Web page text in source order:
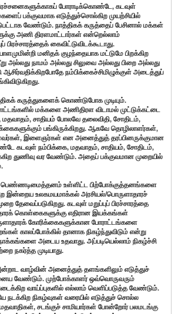
போராடிக்கொண்டே, கடவுள்
பக்குவமாக எடுத்துச்சொல்கிற முயற்சியில்
வேண்டும். நாத்திகக் கருத்தைப் பேசினால் மக்கள்
அணி திரளமாட்டார்கள் என்றெல்லாம்
கைவிட்டுவிடக்கூடாது.
மனிதக் குழந்தையாக மட்டுமே பிறக்கிற
அல்லது நாமம் அல்லது சிலுவை அல்லது பிறை அல்லது
நம்பிக்கைச்சிமிழுக்குள் அடைத்துப்
கருத்துகளைக் கொண்டுபோக முடியும்.
மக்களை அணிதிரள விடாமல் முட்டுக்கட்டை
மதவாதம், சாதியம் போலவே தலைவிதி, சோதிடம்,
பங்கிருக்கிறது. ஆகவே தொழிலாளர்கள்,
இளைஞர்கள் என அனைத்துத் தரப்பினருக்குமான
கடவுள் நம்பிக்கை, மதவாதம், சாதியம், சோதிடம்,
துணிவு வர வேண்டும். அதைப் பக்குவமான முறையில்
பெண்ணடிமைத்தனம் உள்ளிட்ட பிற்போக்குத்தனங்களை
இன்றைய உலகமயமாக்கல் அரசியல்/பொருளாதாரச்
தேவைப்படுகிறது. கடவுள் மறுப்புப் பிரச்சாரத்தை
கொள்கைகளுக்கு எதிரான இயக்கங்கள்
கோரிக்கைகளுக்கான போராட்டங்களை
காலப்போக்கில் தானாக நிகழ்ந்துவிடும் என்று
அடைய உதவாது. அப்படியெல்லாம் நிகழ்ச்சி
நகர்த்த முடியாது.
வாழ்வின் அனைத்துத் தளங்களிலும் எடுத்துச்
வேண்டும். முற்போக்காளர் ஒவ்வொருவரும்
வாய்ப்புகளில் எல்லாம் வெளிப்படுத்த வேண்டும்.
நடக்கிற நிகழ்வுகள் வரையில் எடுத்துச் சொல்ல
சடங்குச் சாமியார்கள் போன்றோர் பலமடங்கு